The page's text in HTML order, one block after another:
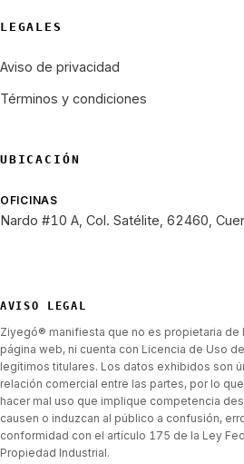
LEGALES
Aviso de privacidad
Términos y condiciones
UBICACIÓN
OFICINAS
Nardo #10 A, Col. Satélite, 62460,
AVISO LEGAL
Ziyegó® manifiesta que no es propietaria de
página web, ni cuenta con Licencia de Uso
legítimos titulares. Los datos exhibidos son
relación comercial entre las partes, por lo
hacer mal uso que implique competencia
causen o induzcan al público a confusión,
conformidad con el artículo 175 de la Ley
Propiedad Industrial.